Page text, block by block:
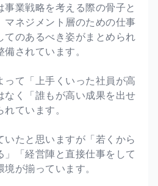
業戦略を考える際の骨子と
マネジメント層のための仕事
てのあるべき姿がまとめられ
されています。
って「上手くいった社員が高
なく「誰もが高い成果を出せ
ています。
たと思いますが「若くから
「経営陣と直接仕事をして
が揃っています。